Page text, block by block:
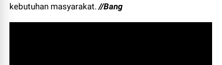
kebutuhan masyarakat.//Bang